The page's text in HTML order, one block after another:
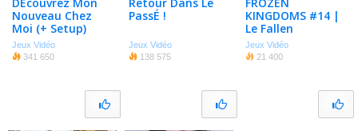
Nouveau Chez
Moi (+ Setup)
Jeux Vidéo
341 650
PassÉ !
Jeux Vidéo
138 575
KINGDOMS #14 |
Le Fallen
Kingdoms du
passé !
Jeux Vidéo
21 400